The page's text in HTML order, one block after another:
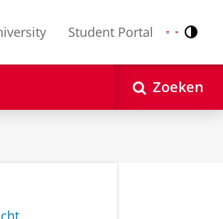
Student Portal Nederlands
English
Zoeken